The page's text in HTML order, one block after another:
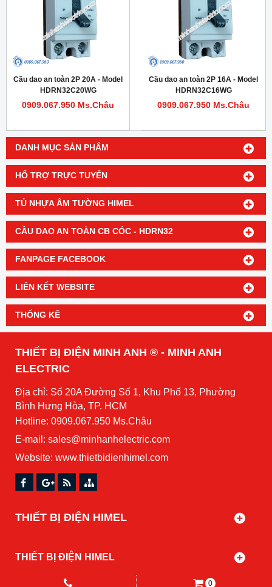
DANH MỤC SẢN PHẨM
HỔ TRỢ TRỰC TUYẾN
TỦ NHỰA ÂM TƯỜNG HIMEL
CẦU DAO AN TOÀN CB CÓC - HDRN32
FANPAGE FACEBOOK
LIÊN KẾT WEBSITE
THỐNG KÊ
Cầu dao an toàn 2P 20A - Model
HDRN32C20WG
0909.067.950 Ms.Châu
Cầu dao an toàn 2P 16A - Model
HDRN32C16WG
0909.067.950 Ms.Châu
THIẾT BỊ ĐIỆN MINH ANH ® - MINH ANH
ELECTRIC
Địa chỉ: Số 20A Đường Số 1, Khu Phố 13, Phường
Bình Hưng Hòa, TP. HCM
Hotline: 0909.067.950 Ms.Châu
E-mail: sales@minhanhelectric.com
Website: www.thietbidienhimel.com
THIẾT BỊ ĐIỆN HIMEL
THIẾT BỊ ĐIỆN HIMEL
0